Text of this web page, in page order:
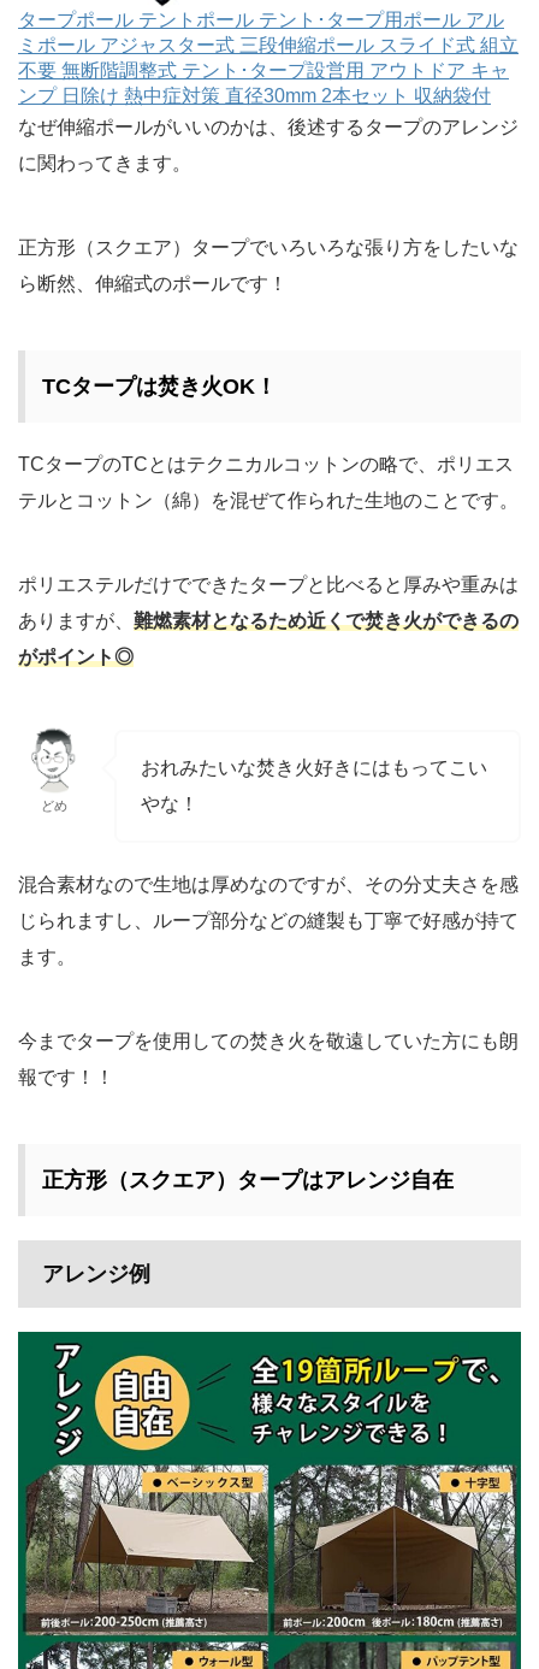
タープポール テントポール テント･タープ用ポール アル
ミポール アジャスター式 三段伸縮ポール スライド式 組立
不要 無断階調整式 テント･タープ設営用 アウトドア キャ
ンプ 日除け 熱中症対策 直径30mm 2本セット 収納袋付
なぜ伸縮ポールがいいのかは、後述するタープのアレンジ
に関わってきます。
正方形（スクエア）タープでいろいろな張り方をしたいな
ら断然、伸縮式のポールです！
TCタープは焚き火OK！
TCタープのTCとはテクニカルコットンの略で、ポリエス
テルとコットン（綿）を混ぜて作られた生地のことです。
ポリエステルだけでできたタープと比べると厚みや重みは
ありますが、 難燃素材となるため近くで焚き火ができるの
がポイント◎
どめ
おれみたいな焚き火好きにはもってこい
やな！
混合素材なので生地は厚めなのですが、その分丈夫さを感
じられますし、ループ部分などの縫製も丁寧で好感が持て
ます。
今までタープを使用しての焚き火を敬遠していた方にも朗
報です！！
正方形（スクエア）タープはアレンジ自在
アレンジ例